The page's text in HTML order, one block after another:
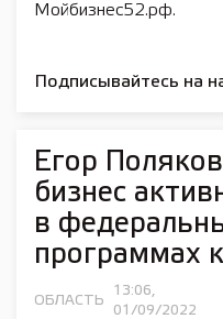
Мойбизнес52.рф.
Подписывайтесь на
Егор
бизнес
в
программах
ОБЛАСТЬ
13:06,
01/09/2022